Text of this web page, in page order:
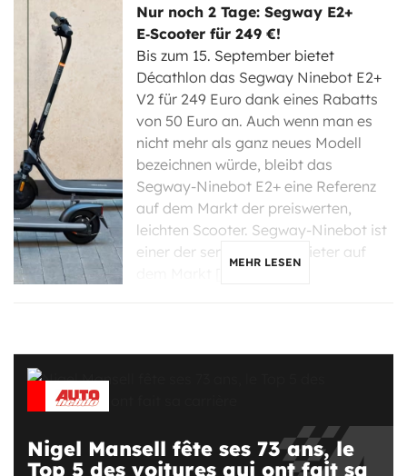
Nur noch 2 Tage: Segway E2+
E‑Scooter für 249 €!
Bis zum 15. September bietet
Décathlon das Segway Ninebot E2+
V2 für 249 Euro dank eines Rabatts
von 50 Euro an. Auch wenn man es
nicht mehr als ganz neues Modell
bezeichnen würde, bleibt das
Segway-Ninebot E2+ eine Referenz
auf dem Markt der preiswerten,
leichten Scooter. Segway-Ninebot ist
einer der seriösesten Anbieter auf
MEHR LESEN
Nigel Mansell fête ses 73 ans, le
Top 5 des voitures qui ont fait sa